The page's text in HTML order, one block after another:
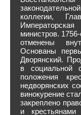
коллегии,
министров.
отменены
Основаны
Дворянский.
в социальной
положения
недворянских
винокурение
закреплено
и